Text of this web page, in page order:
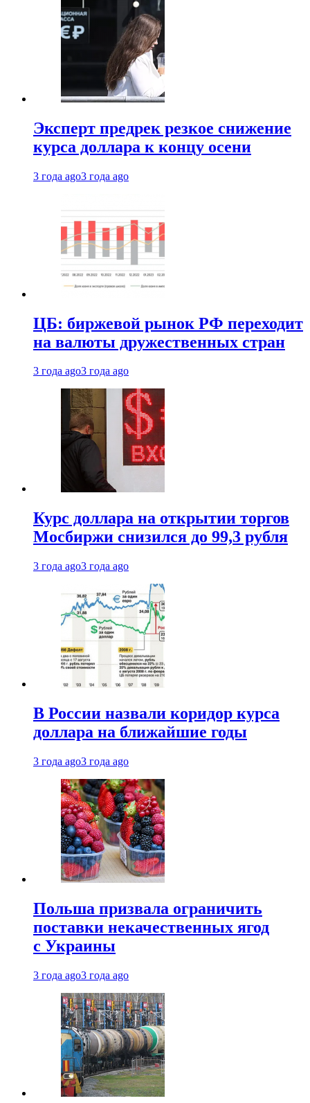
Эксперт предрек резкое снижение
курса доллара к концу осени
3 года ago3 года ago
ЦБ: биржевой рынок РФ переходит
на валюты дружественных стран
3 года ago3 года ago
Курс доллара на открытии торгов
Мосбиржи снизился до 99,3 рубля
3 года ago3 года ago
В России назвали коридор курса
доллара на ближайшие годы
3 года ago3 года ago
Польша призвала ограничить
поставки некачественных ягод
с Украины
3 года ago3 года ago